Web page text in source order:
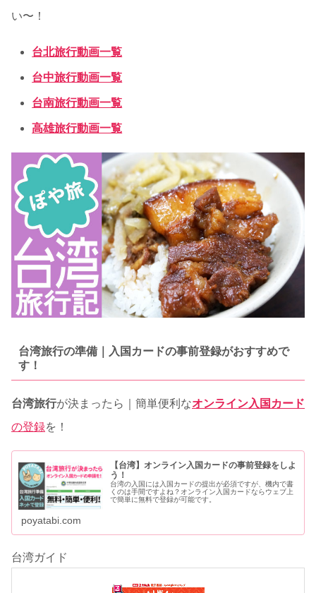
い〜！
台北旅行動画一覧
台中旅行動画一覧
台南旅行動画一覧
高雄旅行動画一覧
台湾旅行の準備｜入国カードの事前登録がおすすめで
す！
台湾旅行が決まったら｜簡単便利なオンライン入国カード
の登録を！
【台湾】オンライン入国カードの事前登録をしよ
う！
台湾の入国には入国カードの提出が必須ですが、機内で書
くのは手間ですよね？オンライン入国カードならウェブ上
で簡単に無料で登録が可能です。
poyatabi.com
台湾ガイド